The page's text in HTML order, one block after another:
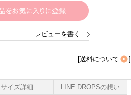
レビューを書く
[送料について ]
サイズ詳細 LINE DROPSの想い